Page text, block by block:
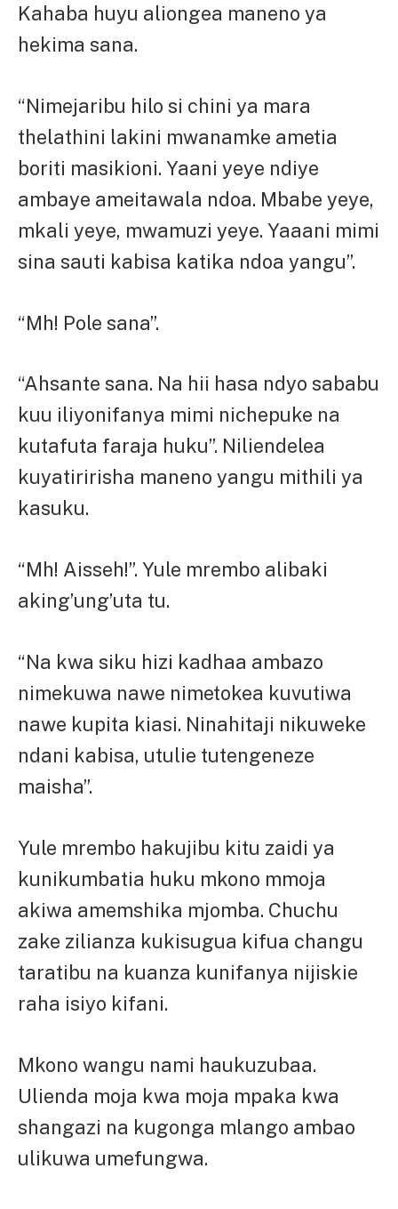
Kahaba huyu aliongea maneno ya
hekima sana.
“Nimejaribu hilo si chini ya mara
thelathini lakini mwanamke ametia
boriti masikioni. Yaani yeye ndiye
ambaye ameitawala ndoa. Mbabe yeye,
mkali yeye, mwamuzi yeye. Yaaani mimi
sina sauti kabisa katika ndoa yangu”.
“Mh! Pole sana”.
“Ahsante sana. Na hii hasa ndyo sababu
kuu iliyonifanya mimi nichepuke na
kutafuta faraja huku”. Niliendelea
kuyatiririsha maneno yangu mithili ya
kasuku.
“Mh! Aisseh!”. Yule mrembo alibaki
aking’ung’uta tu.
“Na kwa siku hizi kadhaa ambazo
nimekuwa nawe nimetokea kuvutiwa
nawe kupita kiasi. Ninahitaji nikuweke
ndani kabisa, utulie tutengeneze
maisha”.
Yule mrembo hakujibu kitu zaidi ya
kunikumbatia huku mkono mmoja
akiwa amemshika mjomba. Chuchu
zake zilianza kukisugua kifua changu
taratibu na kuanza kunifanya nijiskie
raha isiyo kifani.
Mkono wangu nami haukuzubaa.
Ulienda moja kwa moja mpaka kwa
shangazi na kugonga mlango ambao
ulikuwa umefungwa.